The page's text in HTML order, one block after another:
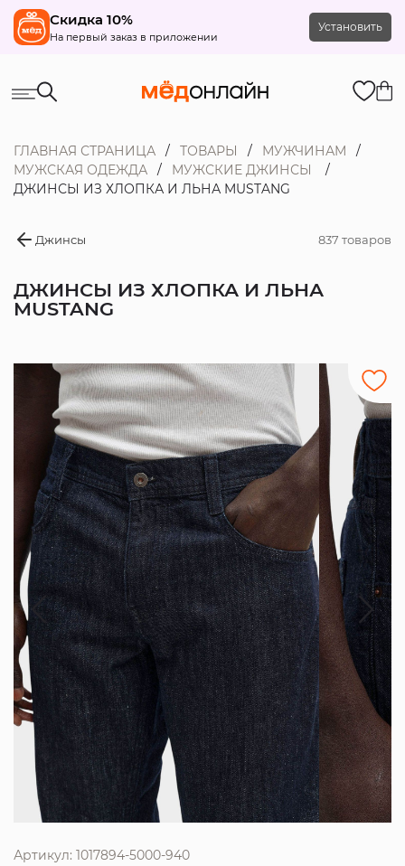
Скидка 10%
На первый заказ в приложении
Установить
ГЛАВНАЯ СТРАНИЦА ТОВАРЫ
МУЖЧИНАМ
МУЖСКАЯ ОДЕЖДА
МУЖСКИЕ ДЖИНСЫ
ДЖИНСЫ ИЗ ХЛОПКА И ЛЬНА MUSTANG
Джинсы 837 товаров
ДЖИНСЫ ИЗ ХЛОПКА И ЛЬНА
MUSTANG
Артикул: 1017894-5000-940